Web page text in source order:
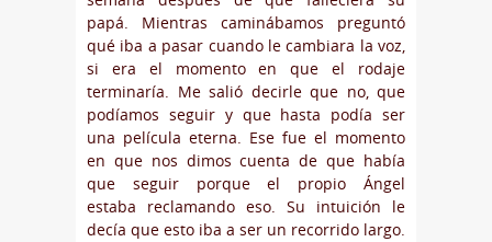
papá. Mientras caminábamos preguntó
qué iba a pasar cuando le cambiara la voz,
si era el momento en que el rodaje
terminaría. Me salió decirle que no, que
podíamos seguir y que hasta podía ser
una película eterna. Ese fue el momento
en que nos dimos cuenta de que había
que seguir porque el propio Ángel
estaba reclamando eso. Su intuición le
decía que esto iba a ser un recorrido largo.